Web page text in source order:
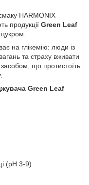
HARMONIX
продукції Green Leaf
на глікемію: люди із
та страху вживати
засобом, що протистоїть
Green Leaf
(pH 3-9)